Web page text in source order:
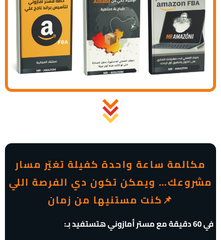
مكالمة ساعة واحدة كفيلة تغيّر مسار
مشروعك… ويمكن تكون دي الفرصة اللي
كنت مستنيها من زمان📌
في 60 دقيقة مع مستر أمازوني هتستفيد بـ: